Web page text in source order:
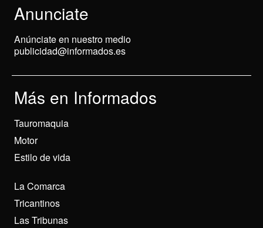
Anunciate
Anúnciate en nuestro medio
publicidad@informados.es
Más en Informados
Tauromaquia
Motor
Estilo de vida
La Comarca
Tricantinos
Las Tribunas